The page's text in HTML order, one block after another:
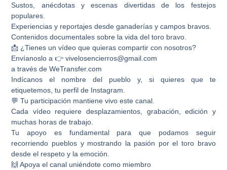
Sustos, anécdotas y escenas divertidas de los festejos
populares.
Experiencias y reportajes desde ganaderías y campos bravos.
Contenidos documentales sobre la vida del toro bravo.
📩 ¿Tienes un vídeo que quieras compartir con nosotros?
Envíanoslo a 👉 vivelosencierros@gmail.com
a través de WeTransfer.com
Indícanos el nombre del pueblo y, si quieres que te
etiquetemos, tu perfil de Instagram.
💬 Tu participación mantiene vivo este canal.
Cada vídeo requiere desplazamientos, grabación, edición y
muchas horas de trabajo.
Tu apoyo es fundamental para que podamos seguir
recorriendo pueblos y mostrando la pasión por el toro bravo
desde el respeto y la emoción.
🙌 Apoya el canal uniéndote como miembro